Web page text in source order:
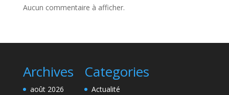
Aucun commentaire à afficher.
Archives
août 2026
Categories
Actualité